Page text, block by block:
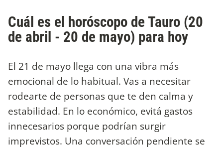
Cuál es el horóscopo de Tauro (20
de abril - 20 de mayo) para hoy
El 21 de mayo llega con una vibra más
emocional de lo habitual. Vas a necesitar
rodearte de personas que te den calma y
estabilidad. En lo económico, evitá gastos
innecesarios porque podrían surgir
imprevistos. Una conversación pendiente se